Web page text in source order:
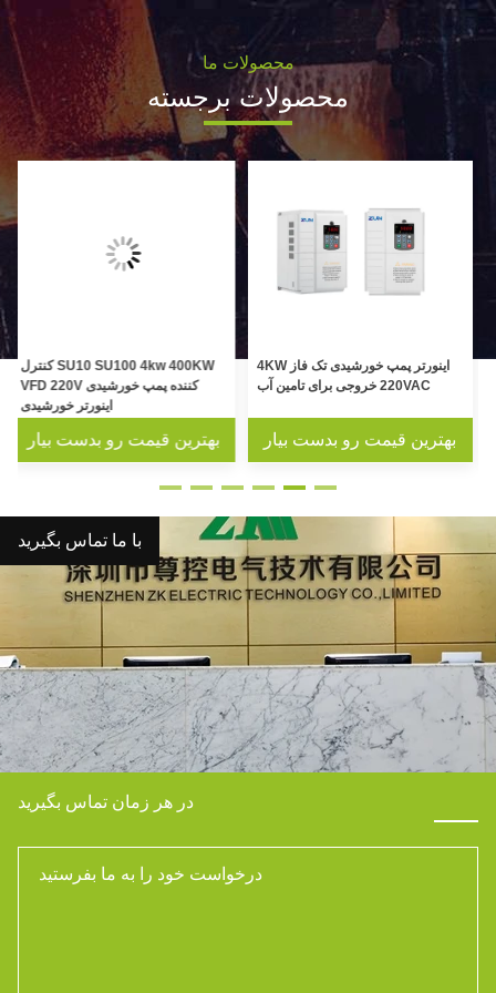
محصولات ما
محصولات برجسته
اینورتر پمپ خورشیدی تک فاز 4KW
220VAC خروجی برای تامین آب
بهترین قیمت رو بدست بیار
SU10 SU100 4kw 400KW کنترل
کننده پمپ خورشیدی VFD 220V
اینورتر خورشیدی
بهترین قیمت رو بدست بیار
با ما تماس بگیرید
در هر زمان تماس بگیرید